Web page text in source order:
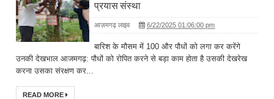
प्रयास संस्था
आज़मगढ़ लाइव 6/22/2025 01:06:00 pm
बारिश के मौसम में 100 और पौधों को लगा कर करेंगे
उनकी देखभाल आजमगढ़: पौधों को रोपित करने से बड़ा काम होता है उसकी देखरेख
करना उसका संरक्षण कर...
READ MORE